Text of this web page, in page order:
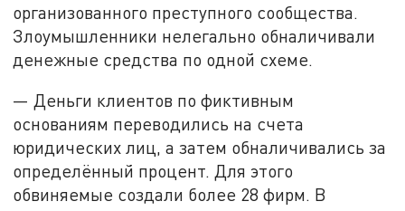
организованного преступного сообщества.
Злоумышленники нелегально обналичивали
денежные средства по одной схеме.
— Деньги клиентов по фиктивным
основаниям переводились на счета
юридических лиц, а затем обналичивались за
определённый процент. Для этого
обвиняемые создали более 28 фирм. В